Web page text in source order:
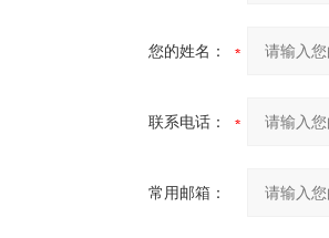
您的姓名：
联系电话：
常用邮箱：